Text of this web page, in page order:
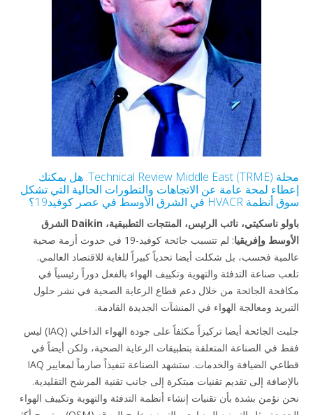
مجلة Technical Review Middle East (TRME): هل يمكنك
إعطاء لمحة عامة عن الاتجاهات والتطورات الحالية التي تشكل
سوق أنظمة HVACR في الشرق الأوسط في عصر كوفيد19؟
باولو ناسكيتي، نائب الرئيس، المنتجات التطبيقية، Daikin الشرق
الأوسط وإفريقيا
: لم تتسبب جائحة كوفيد-19 في حدوث أزمة صحية
عالمية فحسب، بل شكلت أيضا تحدياً كبيراً للغاية للاقتصاد العالمي.
تلعب صناعة التدفئة والتهوية وتكييف الهواء بالفعل دوراً رئيسياً في
مكافحة الجائحة من خلال دعم قطاع الرعاية الصحية في نشر حلول
التبريد ومعالجة الهواء في المنشآت الجديدة القادمة.
جلبت الجائحة أيضا تركيزاً مكثفاً على جودة الهواء الداخلي (IAQ) ليس
فقط في الصناعة المتعلقة بتطبيقات الرعاية الصحية، ولكن أيضاً في
قطاعي الضيافة والخدمات. ستشهد الصناعة تنفيذاً صارماً لمعايير IAQ
بالإضافة إلى تقديم تقنيات مبتكرة إلى جانب تقنية المرشح التقليدية.
نحن نؤمن بشدة بأن تقنيات إنشاء أنظمة التدفئة والتهوية وتكييف الهواء